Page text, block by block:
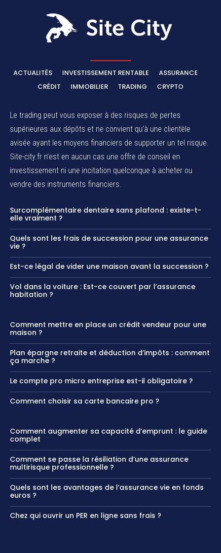
ACTUALITÉS INVESTISSEMENT RENTABLE
ASSURANCE
CRÉDIT
IMMOBILIER TRADING CRYPTO
Le trading peut vous exposer à des risques de pertes
supérieures aux dépôts et ne convient qu’à une clientèle
avisée ayant les moyens financiers de supporter un tel risque.
Site-city.fr n’est en aucun cas une offre de conseil en
investissement ni une incitation quelconque à acheter ou
vendre des instruments financiers.
Surcomplémentaire dentaire sans plafond : existe-t-
elle vraiment ?
Quels sont les frais de succession pour une assurance
vie ?
Est-ce légal de vider une maison avant la succession ?
Vol dans la voiture : Est-ce couvert par l’assurance
habitation ?
Comment mettre en place un crédit vendeur pour une
maison ?
Plan épargne retraite et déduction d’impôts : comment
ça marche ?
Le compte pro micro entreprise est-il obligatoire ?
Comment choisir sa carte bancaire pro ?
Comment augmenter sa capacité d’emprunt : le guide
complet
Comment se passe la résiliation d’une assurance
multirisque professionnelle ?
Quels sont les avantages de l’assurance vie en fonds
euros​ ?
Chez qui ouvrir un PER en ligne sans frais ?